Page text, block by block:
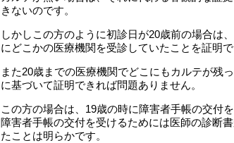
きないのです。
しかしこの方のように初診日が20歳前の場合は
にどこかの医療機関を受診していたことを証明
また20歳までの医療機関でどこにもカルテが残
に基づいて証明できれば問題ありません。
この方の場合は、19歳の時に障害者手帳の交付
障害者手帳の交付を受けるためには医師の診断
たことは明らかです。